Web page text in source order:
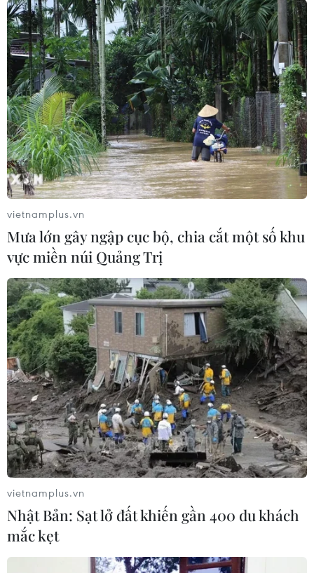
vietnamplus.vn
Mưa lớn gây ngập cục bộ, chia cắt một số khu
vực miền núi Quảng Trị
vietnamplus.vn
Nhật Bản: Sạt lở đất khiến gần 400 du khách
mắc kẹt